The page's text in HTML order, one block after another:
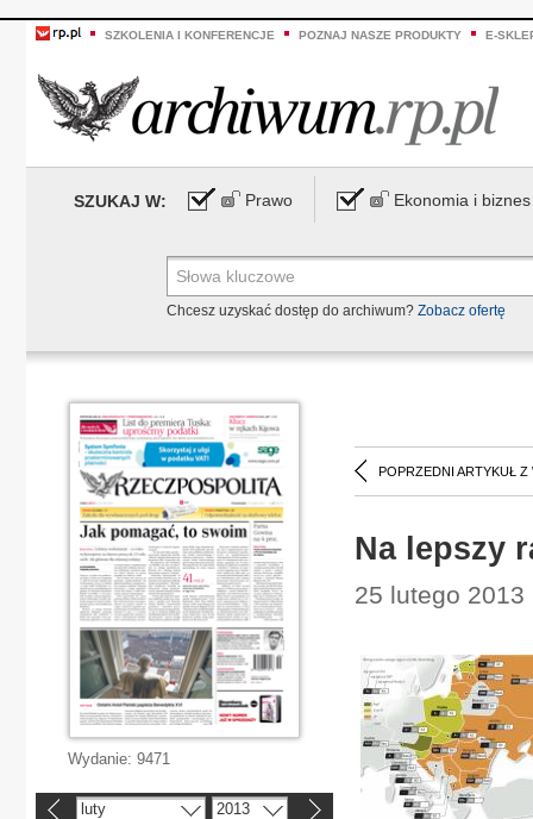
SZKOLENIA I KONFERENCJE POZNAJ NASZE PRODUKTY E-
SZUKAJ W: Prawo Ekonomia i biznes
Chcesz uzyskać dostęp do archiwum? Zobacz ofertę
POPRZEDNI ARTYKUŁ Z
Na lepszy
25 lutego 2013
Wydanie: 9471
luty 2013